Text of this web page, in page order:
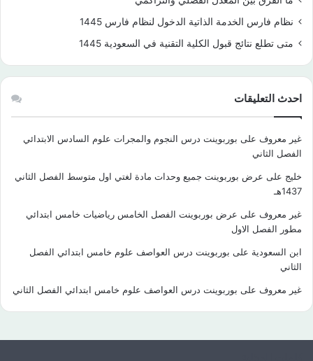
نظام فارس الخدمة الذاتية الدخول لنظام فارس 1445
متى تطلع نتائج قبول الكلية التقنية في السعودية 1445
احدث التعليقات
غير معروف على بوربوينت درس النجوم والمجرات علوم السادس الابتدائي
الفصل الثاني
خليج على عرض بوربوينت جميع وحدات مادة لغتي اول متوسط الفصل الثاني
1437هـ
غير معروف على عرض بوربوينت الفصل الخامس رياضيات خامس ابتدائي
مطور الفصل الاول
ابن السعودية على بوربوينت درس العواصف علوم خامس ابتدائي الفصل
الثاني
غير معروف على بوربوينت درس العواصف علوم خامس ابتدائي الفصل الثاني